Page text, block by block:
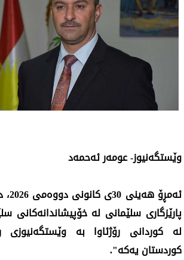
وێستگەنیوز- عومەر ئەحمەد
پارێزگاری سلێمانی لە خۆپیشاندانەکانی
لە کوردانی رۆژئاوا بە وێستگەنیوزی
کوردستان یەکە".